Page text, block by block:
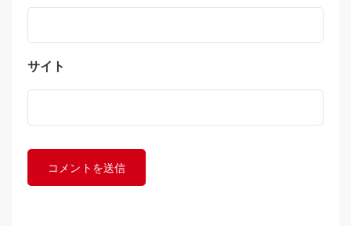
サイト